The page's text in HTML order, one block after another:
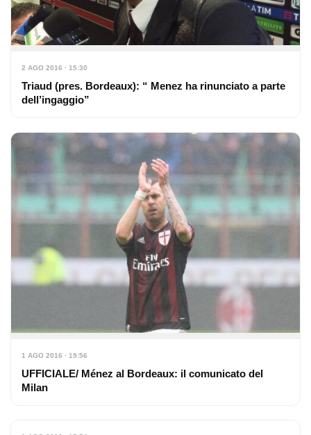
2 AGO 2016 · 15:30
Triaud (pres. Bordeaux): “ Menez ha rinunciato a parte
dell’ingaggio”
1 AGO 2016 · 19:56
UFFICIALE/ Ménez al Bordeaux: il comunicato del
Milan